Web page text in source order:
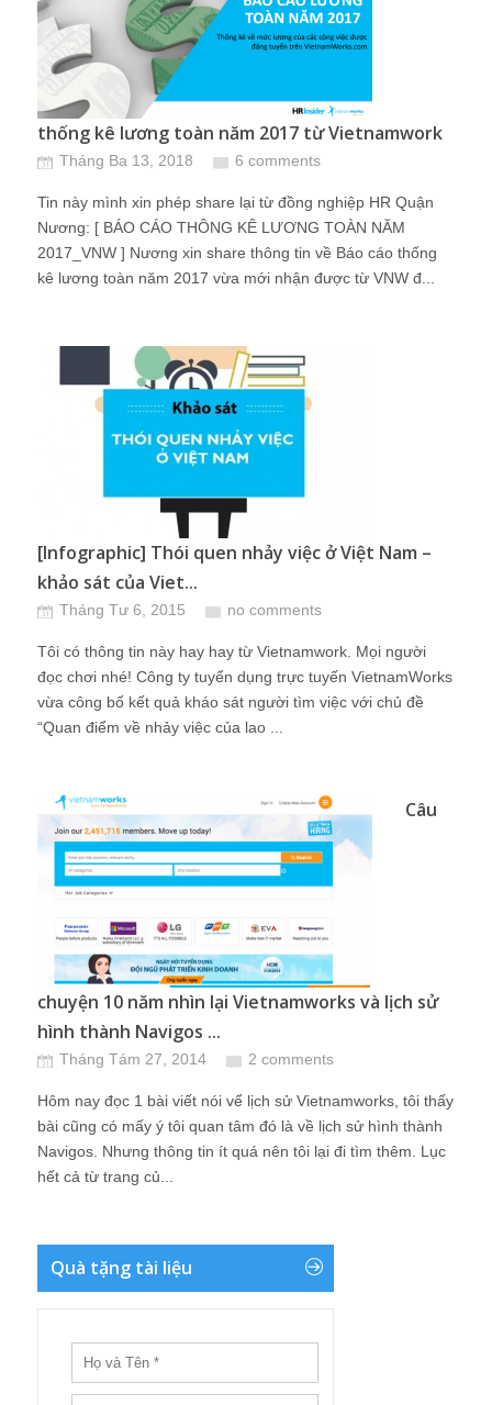
thống kê lương toàn năm 2017 từ Vietnamwork
Tháng Ba 13, 2018 6 comments
Tin này mình xin phép share lại từ đồng nghiệp HR Quận
Nương: [ BÁO CÁO THÔNG KÊ LƯƠNG TOÀN NĂM
2017_VNW ] Nương xin share thông tin về Báo cáo thống
kê lương toàn năm 2017 vừa mới nhận được từ VNW đ...
[Infographic] Thói quen nhảy việc ở Việt Nam –
khảo sát của Viet...
Tháng Tư 6, 2015 no comments
Tôi có thông tin này hay hay từ Vietnamwork. Mọi người
đọc chơi nhé! Công ty tuyển dụng trực tuyến VietnamWorks
vừa công bố kết quả kháo sát người tìm việc với chủ đề
“Quan điểm về nhảy việc của lao ...
Câu
chuyện 10 năm nhìn lại Vietnamworks và lịch sử
hình thành Navigos ...
Tháng Tám 27, 2014 2 comments
Hôm nay đọc 1 bài viết nói vể lịch sử Vietnamworks, tôi thấy
bài cũng có mấy ý tôi quan tâm đó là về lịch sử hình thành
Navigos. Nhưng thông tin ít quá nên tôi lại đi tìm thêm. Lục
hết cả từ trang củ...
Quà tặng tài liệu